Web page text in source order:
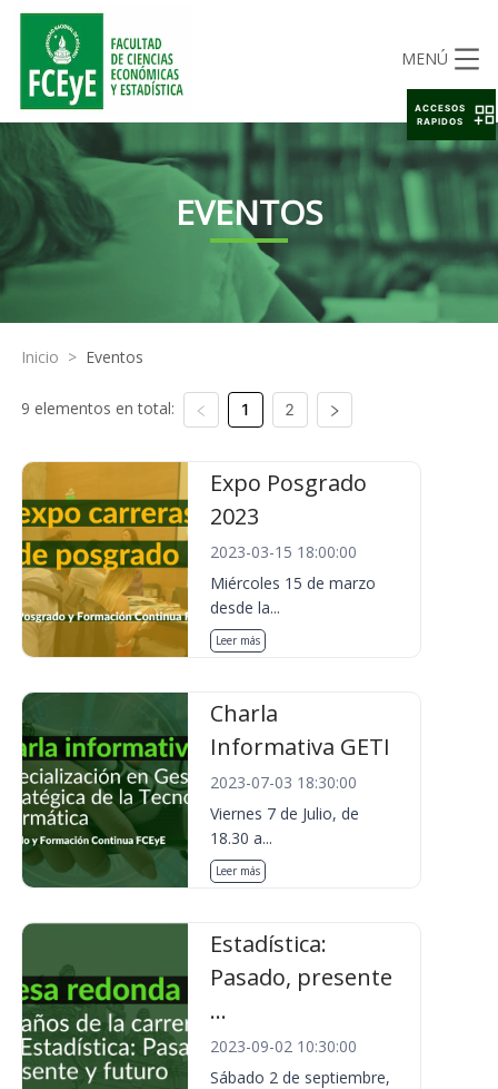
MENÚ
EVENTOS
Inicio > Eventos
9 elementos en total: 1 2
Expo Posgrado
2023
2023-03-15 18:00:00
Miércoles 15 de marzo
desde la...
Leer más
Charla
Informativa GETI
2023-07-03 18:30:00
Viernes 7 de Julio, de
18.30 a...
Leer más
Estadística:
Pasado, presente
...
2023-09-02 10:30:00
Sábado 2 de septiembre,
ACCESOS
RAPIDOS